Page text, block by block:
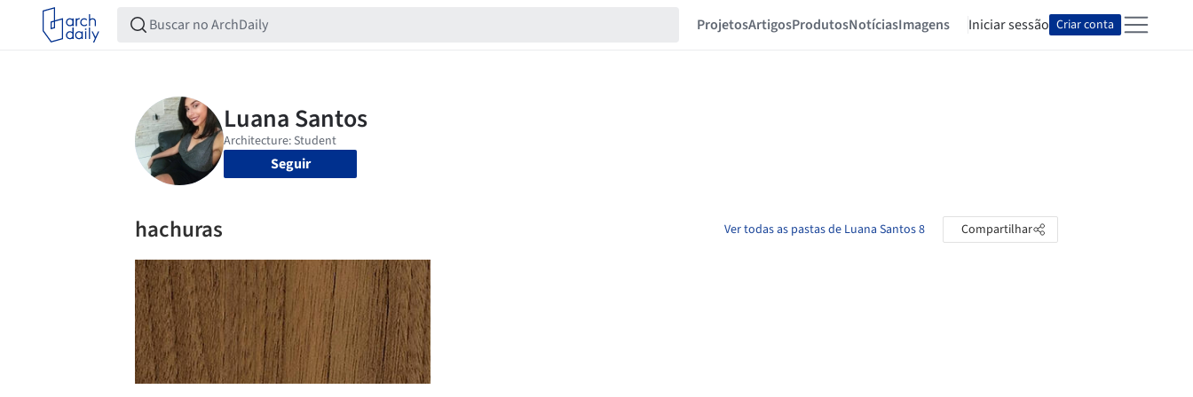
ProjetosArtigosProdutosNotíciasImagens Iniciar sessão Criar conta
Seguir
hachuras Ver todas as pastas de Luana Santos 8 Compartilhar